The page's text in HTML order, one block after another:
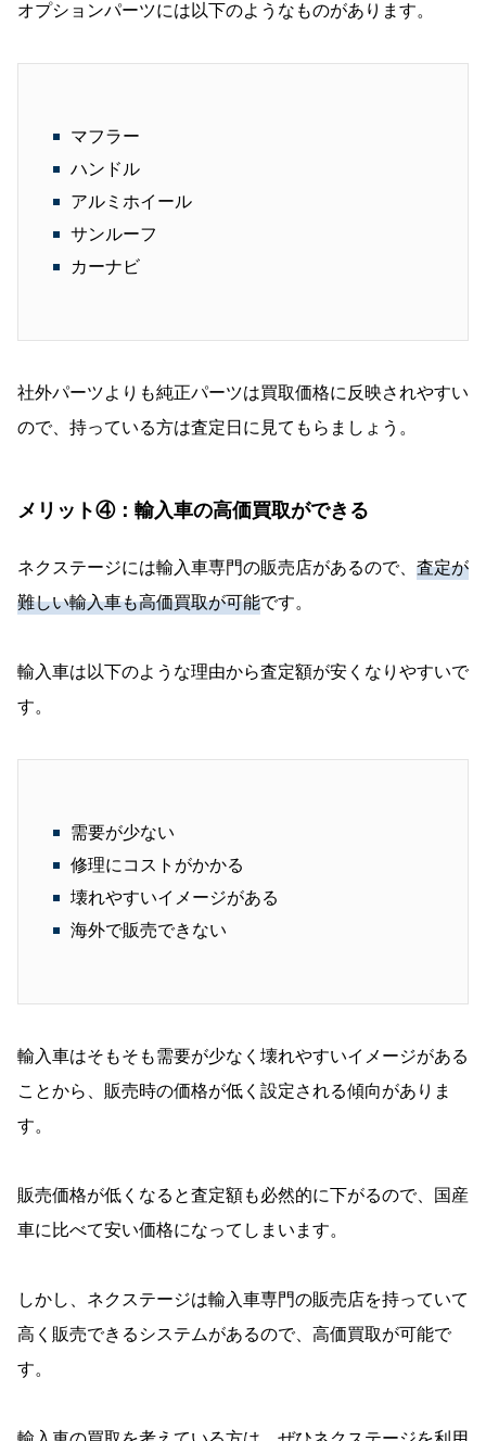
オプションパーツには以下のようなものがあります。
マフラー
ハンドル
アルミホイール
サンルーフ
カーナビ
社外パーツよりも純正パーツは買取価格に反映されやすい
ので、持っている方は査定日に見てもらましょう。
メリット④：輸入車の高価買取ができる
ネクステージには輸入車専門の販売店があるので、 査定が
難しい輸入車も高価買取が可能です。
輸入車は以下のような理由から査定額が安くなりやすいで
す。
需要が少ない
修理にコストがかかる
壊れやすいイメージがある
海外で販売できない
輸入車はそもそも需要が少なく壊れやすいイメージがある
ことから、販売時の価格が低く設定される傾向がありま
す。
販売価格が低くなると査定額も必然的に下がるので、国産
車に比べて安い価格になってしまいます。
しかし、ネクステージは輸入車専門の販売店を持っていて
高く販売できるシステムがあるので、高価買取が可能で
す。